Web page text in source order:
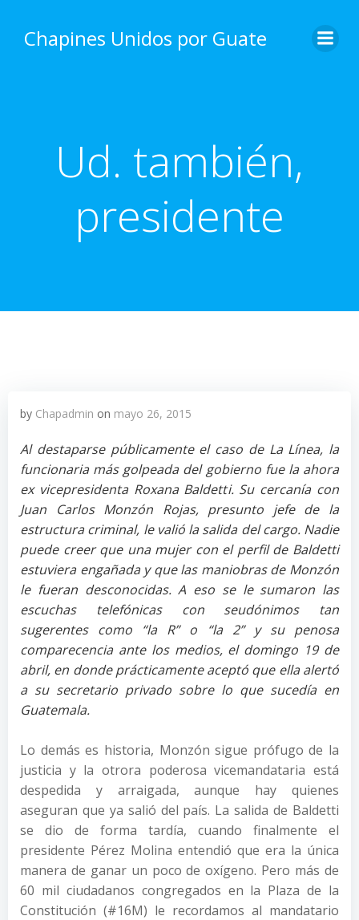
content
Chapines Unidos por Guate
Ud. también,
presidente
by Chapadmin on mayo 26, 2015
Al destaparse públicamente el caso de La Línea, la
funcionaria más golpeada del gobierno fue la ahora
ex vicepresidenta Roxana Baldetti. Su cercanía con
Juan Carlos Monzón Rojas, presunto jefe de la
estructura criminal, le valió la salida del cargo. Nadie
puede creer que una mujer con el perfil de Baldetti
estuviera engañada y que las maniobras de Monzón
le fueran desconocidas. A eso se le sumaron las
escuchas telefónicas con seudónimos tan
sugerentes como “la R” o “la 2” y su penosa
comparecencia ante los medios, el domingo 19 de
abril, en donde prácticamente aceptó que ella alertó
a su secretario privado sobre lo que sucedía en
Guatemala.
Lo demás es historia, Monzón sigue prófugo de la
justicia y la otrora poderosa vicemandataria está
despedida y arraigada, aunque hay quienes
aseguran que ya salió del país. La salida de Baldetti
se dio de forma tardía, cuando finalmente el
presidente Pérez Molina entendió que era la única
manera de ganar un poco de oxígeno. Pero más de
60 mil ciudadanos congregados en la Plaza de la
Constitución (#16M) le recordamos al mandatario